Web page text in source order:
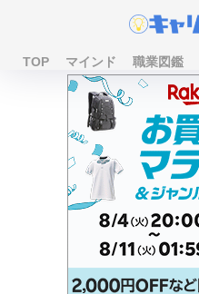
TOP マインド 職業図鑑